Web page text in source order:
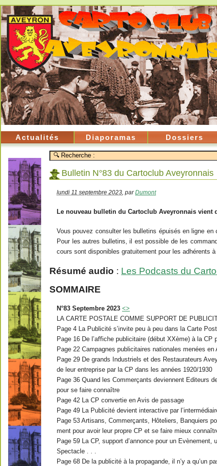
Actualités Diaporamas Dossiers
Bulletin N°83 du Cartoclub Aveyronnais
lundi 11 septembre 2023 parDumont
Le nouveau bulletin du Cartoclub Aveyronnais vient
Vous pouvez consulter les bulletins épuisés en ligne
Pour les autres bulletins, il est possible de les
cours sont disponibles gratuitement pour les adhérents
Résumé audio : Les Podcasts du
SOMMAIRE
N°83 Septembre 2023 <>
LA CARTE POSTALE COMME SUPPORT DE
Page 4 La Publicité s’invite peu à peu dans la Carte
Page 16 De l’aﬃche publicitaire (début XXème) à la CP
Page 22 Campagnes publicitaires nationales menées
Page 29 De grands Industriels et des Restaurateurs
de leur entreprise par la CP dans les années 1920/1930
Page 36 Quand les Commerçants deviennent Editeurs
pour se faire connaître
Page 42 La CP convertie en Avis de passage
Page 49 La Publicité devient interactive par
Page 53 Artisans, Commerçants, Hôteliers, Banquiers
ment pour avoir leur propre CP et se faire mieux
Page 59 La CP, support d’annonce pour un Evènement,
Spectacle . . .
Page 68 De la publicité à la propagande, il n’y a qu’un